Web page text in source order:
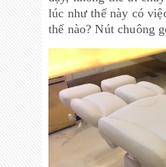
lúc như thế này có
thế nào? Nút chuông